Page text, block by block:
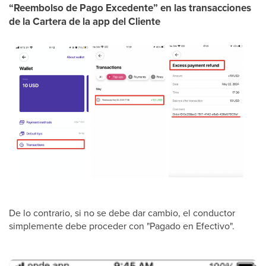
“Reembolso de Pago Excedente” en las transacciones
de la Cartera de la app del Cliente
De lo contrario, si no se debe dar cambio, el conductor
simplemente debe proceder con "Pagado en Efectivo".